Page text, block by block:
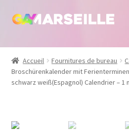
Aller
navigation
Aller
Boutique
Bijoux
Dvd
Accueil Fournitures de bureau
Broschürenkalender mit
schwarz weiß(Espagnol) Calendrier – 1